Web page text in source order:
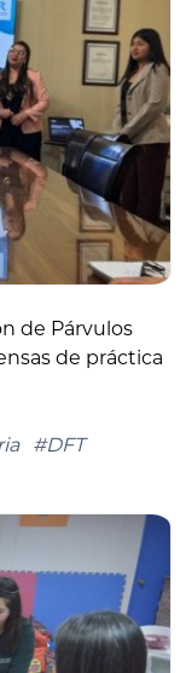
de Párvulos
de práctica
#DFT